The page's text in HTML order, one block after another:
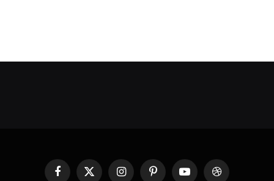
FacebookX InstagramPinterestYouTubeDribbble